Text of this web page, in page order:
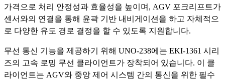
가격으로 처리 안정성과 효율성을 높이며, AGV 포크리프트가
센서와의 연결을 통해 윤곽 기반 내비게이션을 하고 자체적으
로 다양한 유도 경로 결정을 할 수 있도록 지원합니다.
무선 통신 기능을 제공하기 위해 UNO-238에는 EKI-1361 시리
즈의 고속 로밍 무선 클라이언트가 장착되어 있습니다. 이 클
라이언트는 AGV와 중앙 제어 시스템 간의 통신을 위한 필수